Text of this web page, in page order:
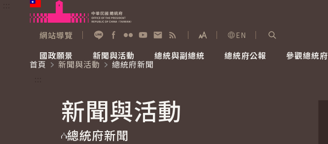
跳到主要內容
網站導覽
展開字級選單
EN
國政願景
國家氣候變遷對策委員會
重要談話
新聞與活動
總統府新聞
影音頻道
總統與副總統
賴清德總統
總統府公報 參觀總統府
參觀資訊
首頁
新聞與活動
總統府新聞
新聞與活動
總統府新聞